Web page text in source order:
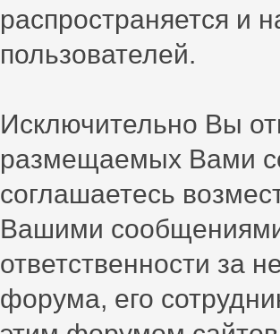
распространяется
пользователей.
Исключительно Вы
размещаемых Вами
соглашаетесь
Вашими
ответственности за
форума, его